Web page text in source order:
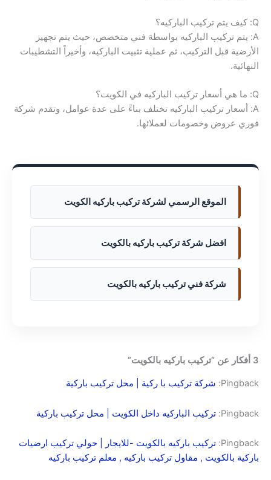
Q: كيف يتم تركيب الباركيه؟
A: يتم تركيب الباركيه بواسطة فني متخصص، حيث يتم تجهيز
الأرضية قبل التركيب، ثم عملية تثبيت الباركيه، وأخيراً التشطيبات
النهائية.
Q: ما هي أسعار تركيب الباركيه في الكويت؟
A: أسعار تركيب الباركيه تختلف بناءً على عدة عوامل، وتقدم شركة
فوري عروض وخصومات لعملائها.
الموقع الرسمي لشركة تركيب باركيه الكويت
افضل شركة تركيب باركيه بالكويت
شركة فني تركيب باركيه بالكويت
3 أفكار عن “تركيب باركيه بالكويت”
Pingback: شركة تركيب با ركية | محل تركيب باركية
Pingback: تركيب الباركيه داخل الكويت | محل تركيب باركية
Pingback: تركيب باركيه بالكويت -للايجار | حولي تركيب ارضيات
باركية بالكويت , مقاول تركيب باركيه , معلم تركيب باركيه